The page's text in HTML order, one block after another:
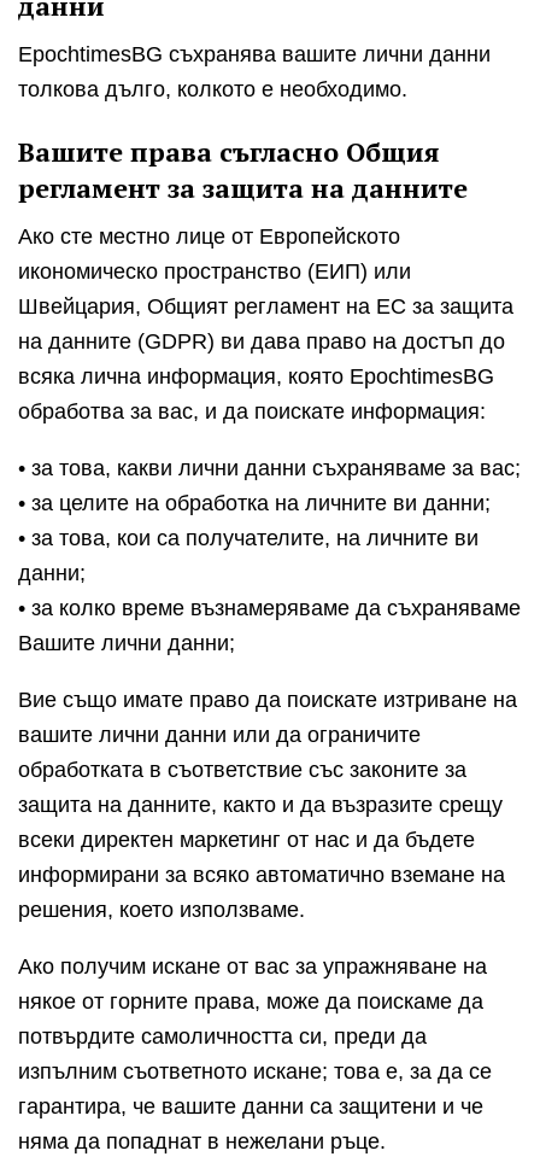
EpochtimesBG съхранява вашите лични данни
толкова дълго, колкото е необходимо.
Вашите права съгласно Общия
регламент за защита на данните
Ако сте местно лице от Европейското
икономическо пространство (ЕИП) или
Швейцария, Общият регламент на ЕС за защита
на данните (GDPR) ви дава право на достъп до
всяка лична информация, която EpochtimesBG
обработва за вас, и да поискате информация:
• за това, какви лични данни съхраняваме за вас;
• за целите на обработка на личните ви данни;
• за това, кои са получателите, на личните ви
данни;
• за колко време възнамеряваме да съхраняваме
Вашите лични данни;
Вие също имате право да поискате изтриване на
вашите лични данни или да ограничите
обработката в съответствие със законите за
защита на данните, както и да възразите срещу
всеки директен маркетинг от нас и да бъдете
информирани за всяко автоматично вземане на
решения, което използваме.
Ако получим искане от вас за упражняване на
някое от горните права, може да поискаме да
потвърдите самоличността си, преди да
изпълним съответното искане; това е, за да се
гарантира, че вашите данни са защитени и че
няма да попаднат в нежелани ръце.